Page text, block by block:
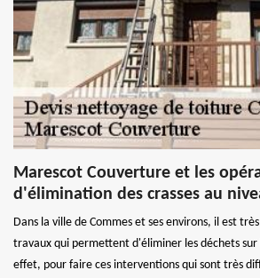
Marescot Couverture et les
d'élimination des crasses au
Dans la ville de Commes et ses environs, il est
travaux qui permettent d'éliminer les déchets sur
effet, pour faire ces interventions qui sont très